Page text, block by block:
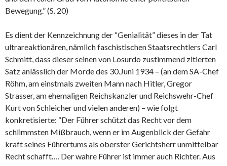
Bewegung.” (S. 20)
Es dient der Kennzeichnung der “Genialität” dieses in der Tat
ultrareaktionären, nämlich faschistischen Staatsrechtlers Carl
Schmitt, dass dieser seinen von Losurdo zustimmend zitierten
Satz anlässlich der Morde des 30.Juni 1934 – (an dem SA-Chef
Röhm, am einstmals zweiten Mann nach Hitler, Gregor
Strasser, am ehemaligen Reichskanzler und Reichswehr-Chef
Kurt von Schleicher und vielen anderen) – wie folgt
konkretisierte: “Der Führer schützt das Recht vor dem
schlimmsten Mißbrauch, wenn er im Augenblick der Gefahr
kraft seines Führertums als oberster Gerichtsherr unmittelbar
Recht schafft…. Der wahre Führer ist immer auch Richter. Aus